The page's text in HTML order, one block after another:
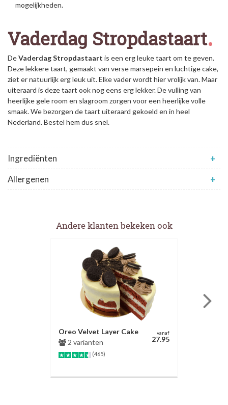
mogelijkheden.
Vaderdag Stropdastaart
DeVaderdag Stropdastaart is een erg leuke taart om te geven.
Deze lekkere taart, gemaakt van verse marsepein en luchtige cake,
ziet er natuurlijk erg leuk uit. Elke vader wordt hier vrolijk van. Maar
uiteraard is deze taart ook nog eens erg lekker. De vulling van
heerlijke gele room en slagroom zorgen voor een heerlijke volle
smaak. We bezorgen de taart uiteraard gekoeld en in heel
Nederland. Bestel hem dus snel.
Ingrediënten
+
Allergenen
+
Andere klanten bekeken ook
Oreo Velvet Layer Cake
2 varianten
(465)
vanaf
27.95